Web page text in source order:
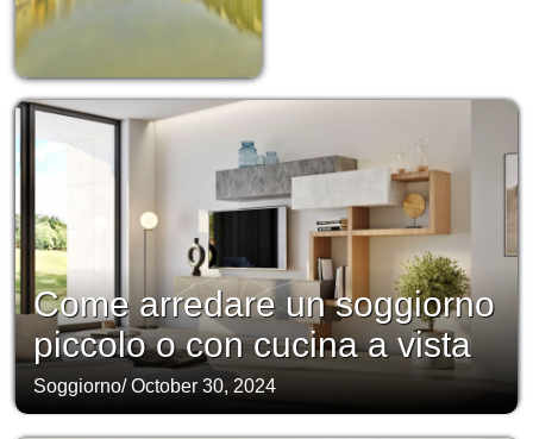
Come arredare un soggiorno
piccolo o con cucina a vista
Soggiorno/October 30, 2024